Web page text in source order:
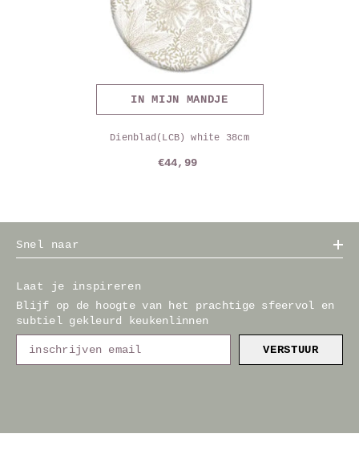
IN MIJN MANDJE
Dienblad(LCB) white 38cm
€44,99
Snel naar
Laat je inspireren
Blijf op de hoogte van het prachtige sfeervol en
subtiel gekleurd keukenlinnen
VERSTUUR